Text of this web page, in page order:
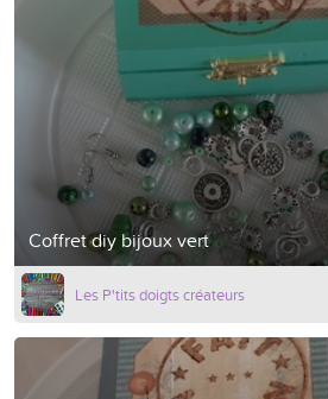
Coffret diy bijoux vert
Les P'tits doigts créateurs